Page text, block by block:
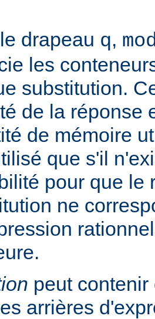
drapeau q,
les
substitution.
de la réponse
de mémoire
que s'il
pour que le
ne
peut
arrières